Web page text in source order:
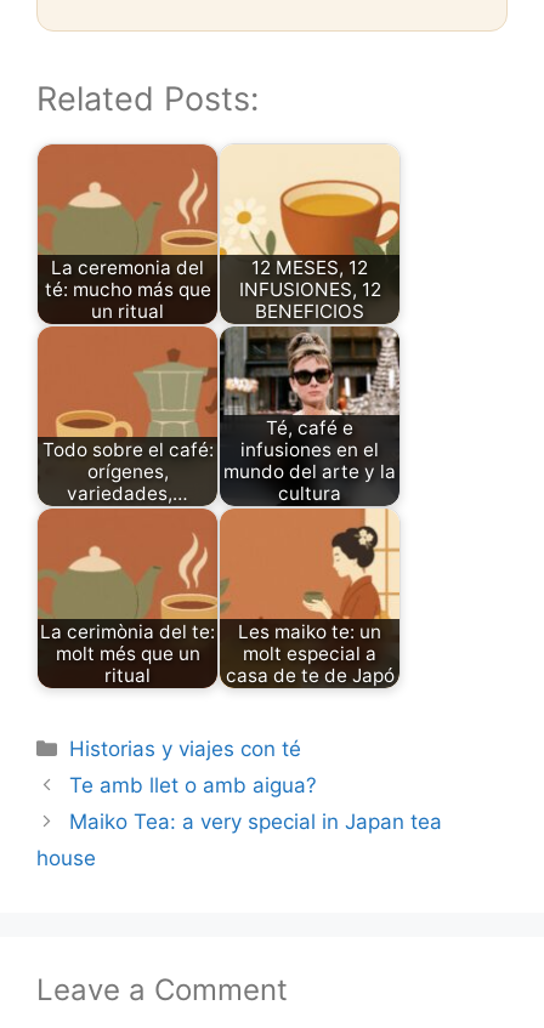
Related Posts:
La ceremonia del
té: mucho más que
un ritual
12 MESES, 12
INFUSIONES, 12
BENEFICIOS
Todo sobre el café:
orígenes,
variedades,…
Té, café e
infusiones en el
mundo del arte y la
cultura
La cerimònia del te:
molt més que un
ritual
Les maiko te: un
molt especial a
casa de te de Japó
Categories
Historias y viajes con té
Te amb llet o amb aigua?
Maiko Tea: a very special in Japan tea
house
Leave a Comment